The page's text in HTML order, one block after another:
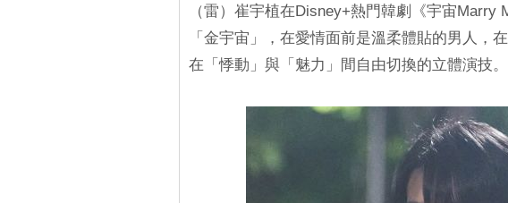
（雷）崔宇植在Disney+熱門韓劇《宇宙Marry
「金宇宙」，在愛情面前是溫柔體貼的男人，
在「悸動」與「魅力」間自由切換的立體演技。